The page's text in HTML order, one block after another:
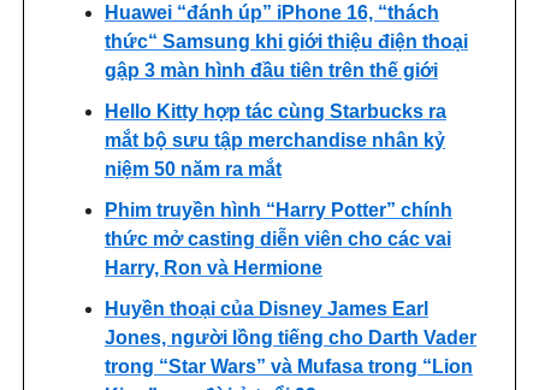
Huawei “đánh úp” iPhone 16, “thách
thức“ Samsung khi giới thiệu điện thoại
gập 3 màn hình đầu tiên trên thế giới
Hello Kitty hợp tác cùng Starbucks ra
mắt bộ sưu tập merchandise nhân kỷ
niệm 50 năm ra mắt
Phim truyền hình “Harry Potter” chính
thức mở casting diễn viên cho các vai
Harry, Ron và Hermione
Huyền thoại của Disney James Earl
Jones, người lồng tiếng cho Darth Vader
trong “Star Wars” và Mufasa trong “Lion